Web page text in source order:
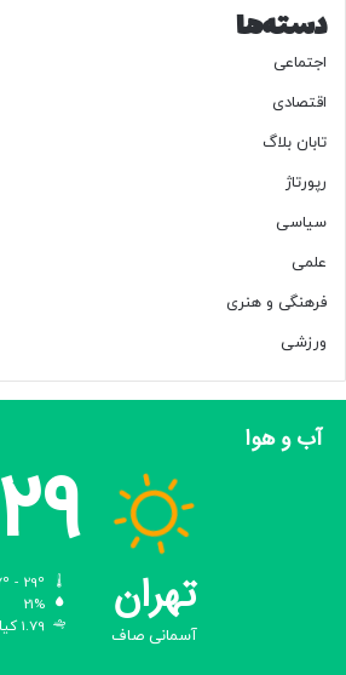
دسته‌ها
اجتماعی
اقتصادی
تابان بلاگ
رپورتاژ
سیاسی
علمی
فرهنگی و هنری
ورزشی
آب و هوا
تهران
آسمانی صاف
29
21%
1.79 کیلومتر